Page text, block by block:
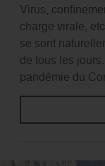
Virus,
charge virale,
se sont
de tous les
pandémie du